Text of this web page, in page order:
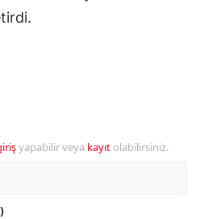
yapabilir veya kayıt olabilirsiniz.